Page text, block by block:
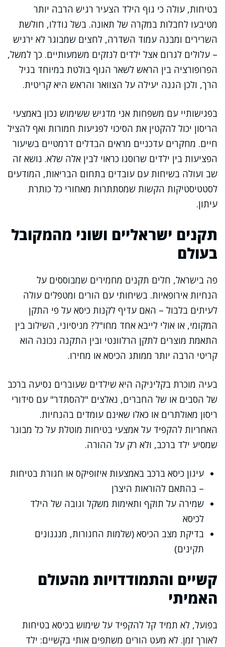
בטיחות, עולה כי גוף הילד הצעיר רגיש הרבה יותר
מטיבעו לחבלות במקרה של תאונה. בשל גודלו, חולשת
השרירים ומבנה עמוד השדרה, לחצים שמבוגר לא ירגיש
– עלולים לגרום אצל ילדים לנזקים משמעותיים. כך למשל,
הפרופורציה בין הראש לשאר הגוף בולטת במיוחד בגיל
הרך, ולכן הגנה יעילה על הצוואר והראש היא קריטית.
בפגישותיי עם משפחות אני מדגיש ששימוש נכון באמצעי
הריסון יכול להקטין את הסיכוי לפגיעות חמורות ואף להציל
חיים. מחקרים עדכניים מראים הבדלים דרמטיים בשיעור
הפציעות בין ילדים שרוסנו כראוי לבין אלה שלא. נושא זה
שב ועולה בשיחות עם עובדים בתחום הבריאות, המודעים
לסטטיסטיקות הקשות שמסתתרות מאחורי כל כותרת
עיתון.
תקנים ישראליים ושוני מהמקובל
בעולם
פה בישראל, חלים תקנים מחמירים שמבוססים על
הנחיות אירופאיות. בשיחותי עם הורים ומטפלים עולה
לעיתים בלבול – האם עדיף לקנות כיסא על פי התקן
המקומי, או אולי לייבא אחד מחו"ל? מניסיוני, השילוב בין
התאמת מוצרים לתקן הרלוונטי ובין התקנה נכונה הוא
קריטי הרבה יותר ממותג הכיסא או מחירו.
בעיה מוכרת בקליניקה היא שילדים שעוברים נסיעה ברכב
של הסבים או של החברים, נאלצים "להסתדר" עם סידורי
ריסון מאולתרים או כאלו שאינם עומדים בהנחיות.
האחריות להקפיד על אמצעי בטיחות מוטלת על כל מבוגר
שמסיע ילד ברכב, ולא רק על ההורה.
עיגון כיסא ברכב באמצעות איזופיקס או חגורת בטיחות
– בהתאם להוראות היצרן
שמירה על תוקף ותאימות משקל וגובה של הילד
לכיסא
בדיקת מצב הכיסא (שלמות החגורות, מנגנונים
תקינים)
קשיים והתמודדויות מהעולם
האמיתי
בפועל, לא תמיד קל להקפיד על שימוש בכיסא בטיחות
לאורך זמן. לא מעט הורים משתפים אותי בקשיים: ילד